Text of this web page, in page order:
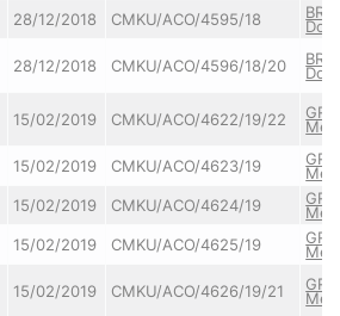
28/12/2018 CMKU/ACO/4595/18
28/12/2018 CMKU/ACO/4596/18/20
15/02/2019 CMKU/ACO/4622/19/22
15/02/2019 CMKU/ACO/4623/19
15/02/2019 CMKU/ACO/4624/19
15/02/2019 CMKU/ACO/4625/19
15/02/2019 CMKU/ACO/4626/19/21